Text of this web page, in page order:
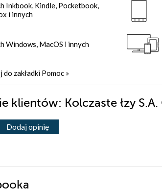
Inkbook, Kindle, Pocketbook,
i innych
Windows, MacOS i innych
zakładki Pomoc »
klientów: Kolczaste łzy S.A.
Dodaj opinię